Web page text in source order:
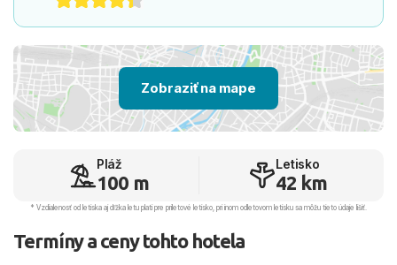
Zobraziť na mape
Pláž
100 m
Letisko
42 km
* Vzdialenosť od letiska aj dľžka letu platí pre príletové letisko, pri inom odletovom letisku sa môžu tieto údaje líšiť.
Termíny a ceny tohto hotela